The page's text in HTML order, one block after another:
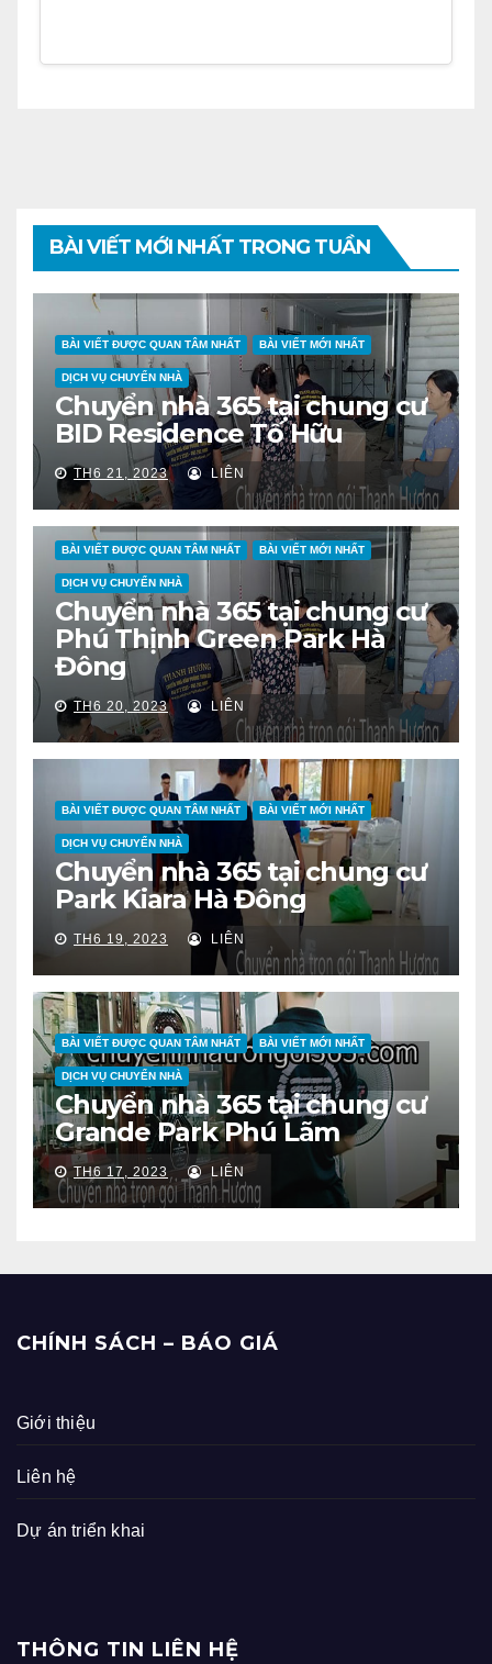
BÀI VIẾT MỚI NHẤT TRONG TUẦN
BÀI VIẾT ĐƯỢC QUAN TÂM NHẤT BÀI VIẾT MỚI NHẤT
DỊCH VỤ CHUYỂN NHÀ
Chuyển nhà 365 tại chung cư
BID Residence Tố Hữu
TH6 21, 2023 LIÊN
BÀI VIẾT ĐƯỢC QUAN TÂM NHẤT BÀI VIẾT MỚI NHẤT
DỊCH VỤ CHUYỂN NHÀ
Chuyển nhà 365 tại chung cư
Phú Thịnh Green Park Hà
Đông
TH6 20, 2023 LIÊN
BÀI VIẾT ĐƯỢC QUAN TÂM NHẤT BÀI VIẾT MỚI NHẤT
DỊCH VỤ CHUYỂN NHÀ
Chuyển nhà 365 tại chung cư
Park Kiara Hà Đông
TH6 19, 2023 LIÊN
BÀI VIẾT ĐƯỢC QUAN TÂM NHẤT BÀI VIẾT MỚI NHẤT
DỊCH VỤ CHUYỂN NHÀ
Chuyển nhà 365 tại chung cư
Grande Park Phú Lãm
TH6 17, 2023 LIÊN
CHÍNH SÁCH – BÁO GIÁ
Giới thiệu
Liên hệ
Dự án triển khai
THÔNG TIN LIÊN HỆ